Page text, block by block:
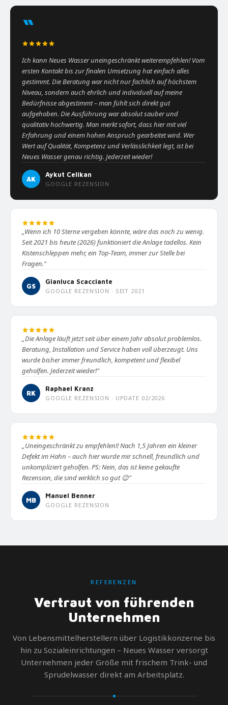
“
Ich kann Neues Wasser uneingeschränkt weiterempfehlen! Vom
ersten Kontakt bis zur finalen Umsetzung hat einfach alles
gestimmt. Die Beratung war nicht nur fachlich auf höchstem
Niveau, sondern auch ehrlich und individuell auf meine
Bedürfnisse abgestimmt – man fühlt sich direkt gut
aufgehoben. Die Ausführung war absolut sauber und
qualitativ hochwertig. Man merkt sofort, dass hier mit viel
Erfahrung und einem hohen Anspruch gearbeitet wird. Wer
Wert auf Qualität, Kompetenz und Verlässlichkeit legt, ist bei
Neues Wasser genau richtig. Jederzeit wieder!
AK
Aykut Celikan
GOOGLE REZENSION
„Wenn ich 10 Sterne vergeben könnte, wäre das noch zu wenig.
Seit 2021 bis heute (2026) funktioniert die Anlage tadellos. Kein
Kistenschleppen mehr, ein Top-Team, immer zur Stelle bei
Fragen."
GS
Gianluca Scacciante
GOOGLE REZENSION · SEIT 2021
„Die Anlage läuft jetzt seit über einem Jahr absolut problemlos.
Beratung, Installation und Service haben voll überzeugt. Uns
wurde bisher immer freundlich, kompetent und flexibel
geholfen. Jederzeit wieder!"
RK
Raphael Kranz
GOOGLE REZENSION · UPDATE 02/2026
„Uneingeschränkt zu empfehlen!! Nach 1,5 Jahren ein kleiner
Defekt im Hahn – auch hier wurde mir schnell, freundlich und
unkompliziert geholfen. PS: Nein, das ist keine gekaufte
Rezension, die sind wirklich so gut 😉"
MB
Manuel Benner
GOOGLE REZENSION
REFERENZEN
Vertraut von führenden
Unternehmen
Von Lebensmittelherstellern über Logistikkonzerne bis
hin zu Sozialeinrichtungen – Neues Wasser versorgt
Unternehmen jeder Größe mit frischem Trink- und
Sprudelwasser direkt am Arbeitsplatz.